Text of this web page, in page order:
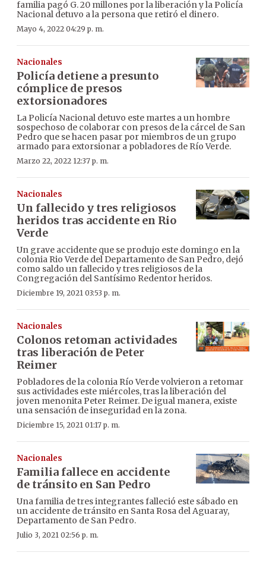
familia pagó G. 20 millones por la liberación y la Policía
Nacional detuvo a la persona que retiró el dinero.
Mayo 4, 2022 04:29 p. m.
Nacionales
Policía detiene a presunto
cómplice de presos
extorsionadores
La Policía Nacional detuvo este martes a un hombre
sospechoso de colaborar con presos de la cárcel de San
Pedro que se hacen pasar por miembros de un grupo
armado para extorsionar a pobladores de Río Verde.
Marzo 22, 2022 12:37 p. m.
Nacionales
Un fallecido y tres religiosos
heridos tras accidente en Rio
Verde
Un grave accidente que se produjo este domingo en la
colonia Rio Verde del Departamento de San Pedro, dejó
como saldo un fallecido y tres religiosos de la
Congregación del Santísimo Redentor heridos.
Diciembre 19, 2021 03:53 p. m.
Nacionales
Colonos retoman actividades
tras liberación de Peter
Reimer
Pobladores de la colonia Río Verde volvieron a retomar
sus actividades este miércoles, tras la liberación del
joven menonita Peter Reimer. De igual manera, existe
una sensación de inseguridad en la zona.
Diciembre 15, 2021 01:17 p. m.
Nacionales
Familia fallece en accidente
de tránsito en San Pedro
Una familia de tres integrantes falleció este sábado en
un accidente de tránsito en Santa Rosa del Aguaray,
Departamento de San Pedro.
Julio 3, 2021 02:56 p. m.